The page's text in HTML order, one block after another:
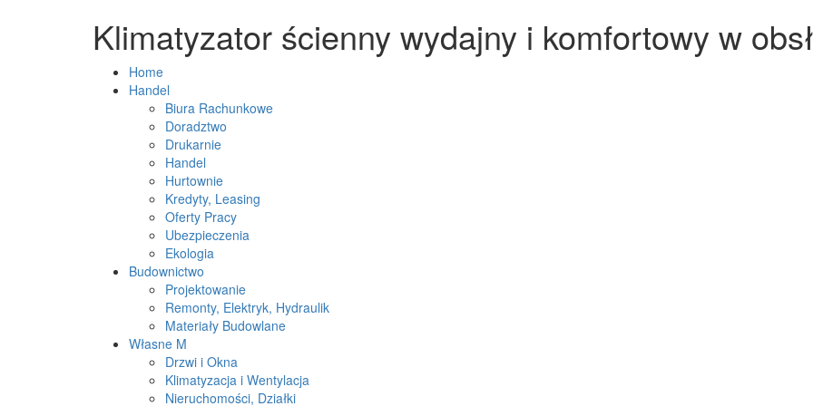
Klimatyzator ścienny wydajny i komfortowy w
Home
Handel
Biura Rachunkowe
Doradztwo
Drukarnie
Handel
Hurtownie
Kredyty, Leasing
Oferty Pracy
Ubezpieczenia
Ekologia
Budownictwo
Projektowanie
Remonty, Elektryk, Hydraulik
Materiały Budowlane
Własne M
Drzwi i Okna
Klimatyzacja i Wentylacja
Nieruchomości, Działki